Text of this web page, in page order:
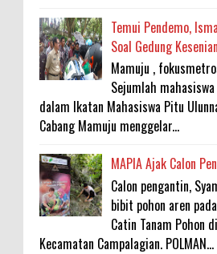
Temui Pendemo,
Soal Gedung
Mamuju ,
Sejumlah
dalam Ikatan Mahasiswa Pitu
Cabang Mamuju menggelar...
MAPIA Ajak Calon
Calon pengantin,
bibit pohon aren
Catin Tanam Pohon
Kecamatan Campalagian. POLMAN...